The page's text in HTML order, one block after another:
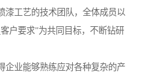
漆工艺的技术团队，全体成员以
户要求”为共同目标，不断钻研
企业能够熟练应对各种复杂的产